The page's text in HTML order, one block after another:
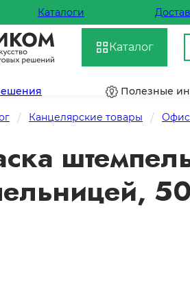
Каталоги
Каталог
Полезные
Канцелярские товары